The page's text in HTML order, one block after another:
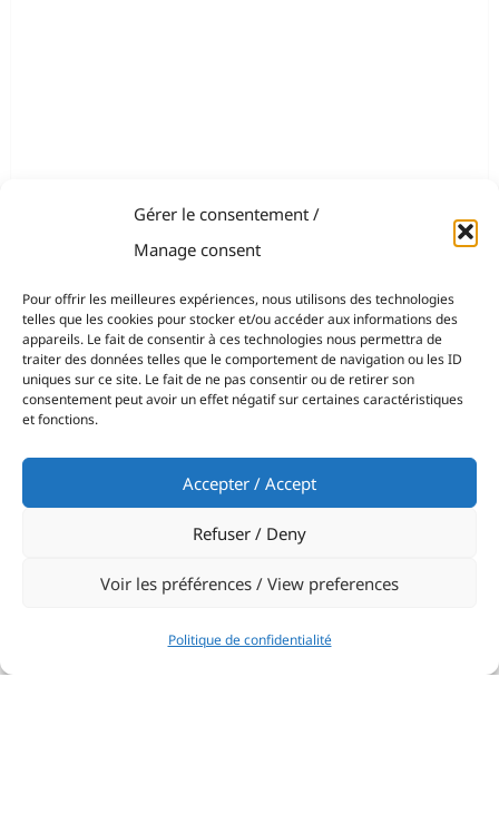
Gérer le consentement /
Manage consent
Pour offrir les meilleures expériences, nous utilisons des technologies
telles que les cookies pour stocker et/ou accéder aux informations des
appareils. Le fait de consentir à ces technologies nous permettra de
traiter des données telles que le comportement de navigation ou les ID
uniques sur ce site. Le fait de ne pas consentir ou de retirer son
consentement peut avoir un effet négatif sur certaines caractéristiques
et fonctions.
Accepter / Accept
Refuser / Deny
Voir les préférences / View preferences
Politique de confidentialité